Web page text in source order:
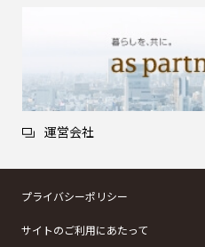
運営会社
プライバシーポリシー
サイトのご利用にあたって